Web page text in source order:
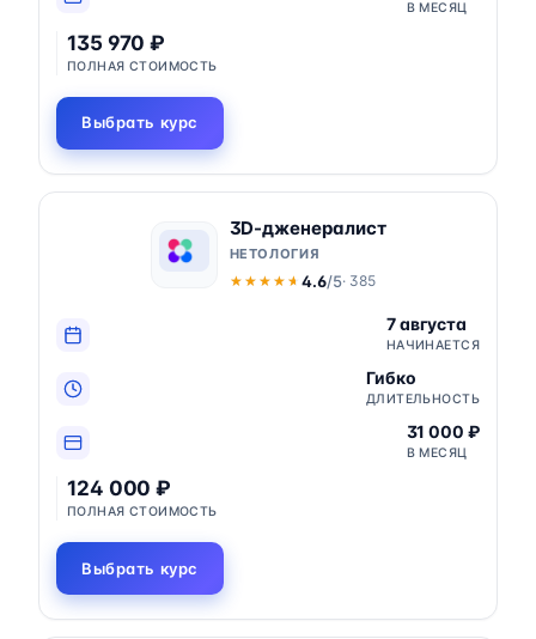
В МЕСЯЦ
135 970 ₽
ПОЛНАЯ СТОИМОСТЬ
Выбрать курс
3D-дженералист
НЕТОЛОГИЯ
★★★★★
★★★★★ 4.6/5· 385
7 августа
НАЧИНАЕТСЯ
Гибко
ДЛИТЕЛЬНОСТЬ
31 000 ₽
В МЕСЯЦ
124 000 ₽
ПОЛНАЯ СТОИМОСТЬ
Выбрать курс